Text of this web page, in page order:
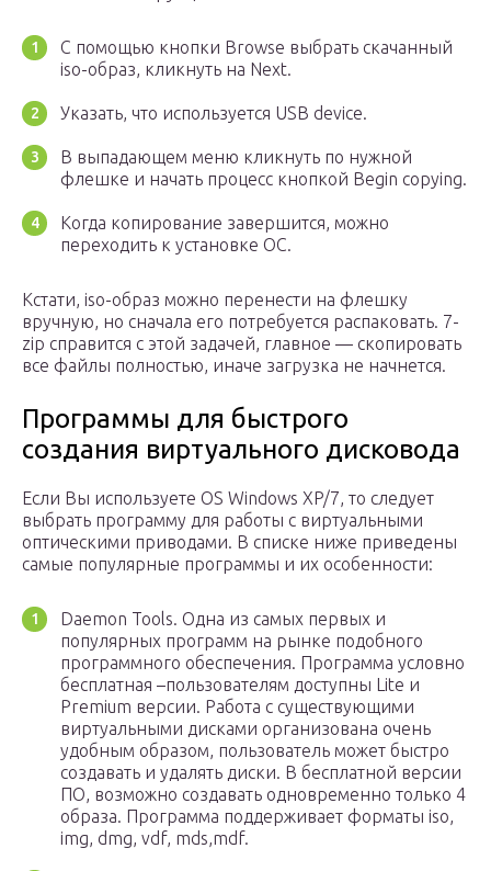
С помощью кнопки Browse выбрать скачанный
iso-образ, кликнуть на Next.
Указать, что используется USB device.
В выпадающем меню кликнуть по нужной
флешке и начать процесс кнопкой Begin copying.
Когда копирование завершится, можно
переходить к установке ОС.
Кстати, iso-образ можно перенести на флешку
вручную, но сначала его потребуется распаковать. 7-
zip справится с этой задачей, главное — скопировать
все файлы полностью, иначе загрузка не начнется.
Программы для быстрого
создания виртуального дисковода
Если Вы используете OS Windows XP/7, то следует
выбрать программу для работы с виртуальными
оптическими приводами. В списке ниже приведены
самые популярные программы и их особенности:
Daemon Tools. Одна из самых первых и
популярных программ на рынке подобного
программного обеспечения. Программа условно
бесплатная –пользователям доступны Lite и
Premium версии. Работа с существующими
виртуальными дисками организована очень
удобным образом, пользователь может быстро
создавать и удалять диски. В бесплатной версии
ПО, возможно создавать одновременно только 4
образа. Программа поддерживает форматы iso,
img, dmg, vdf, mds,mdf.